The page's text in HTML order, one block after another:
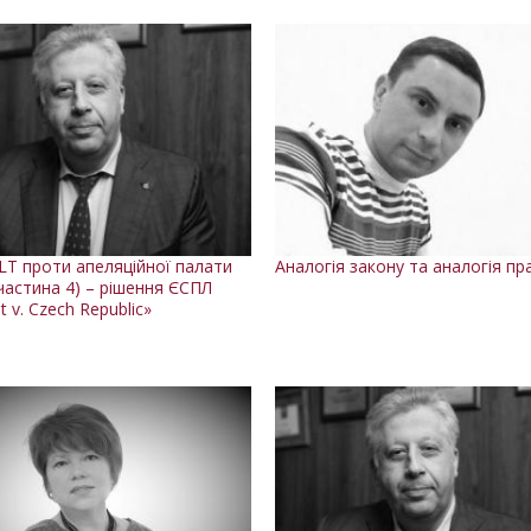
проти апеляційної палати
4) – рішення ЄСПЛ
v. Czech Republic»
Аналогія закону та аналогія